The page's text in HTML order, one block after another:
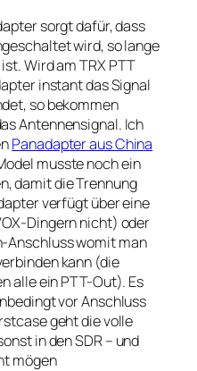
sorgt dafür, dass
wird, so lange
Wird am TRX PTT
instant das Signal
so bekommen
Antennensignal. Ich
Panadapter aus China
musste noch ein
damit die Trennung
verfügt über eine
Dingern nicht) oder
Anschluss womit man
kann (die
alle ein PTT-Out). Es
vor Anschluss
geht die volle
in den SDR – und
mögen